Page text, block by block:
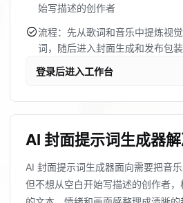
始写描述的创作者
check_circle流程：先从歌词和音乐中提炼视
词，随后进入封面生成和发布包装
登录后进入工作台
AI 封面提示词生成器
AI 封面提示词生成器面向需要把音乐
但不想从空白开始写描述的创作者